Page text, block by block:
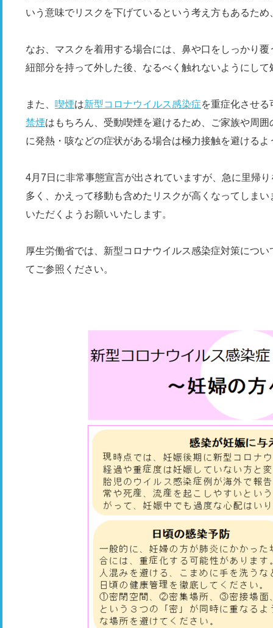
いう意味でリスクを下げているという考え方もあるた
なお、マスクを着用する場合には、鼻や口をしっかり
紐部分を持って外した後、なるべく触れないようにして
また、 喫煙は新型コロナウイルス感染症を重症化させ
禁煙はもちろん、受動喫煙を避けるため、ご家族や周
に発熱・咳などの症状がある場合は極力接触を避けるよ
4月7日に非常事態宣言が出されていますが、急に里帰
多く、かえって移動も含めたリスクが高くなってしま
いただくようお願いいたします。
厚生労働省では、新型コロナウイルス感染症対策につ
てご参照ください。